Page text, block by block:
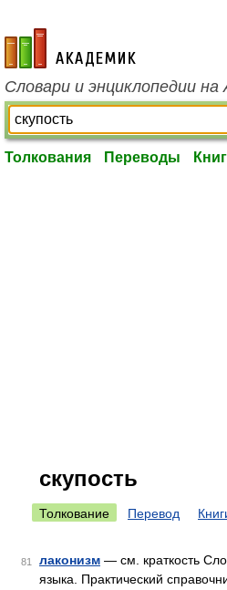
academic.ru
Словари и энциклопедии на
Толкования Переводы
скупость
Толкование Перевод
81 лаконизм — см. краткость
языка. Практический